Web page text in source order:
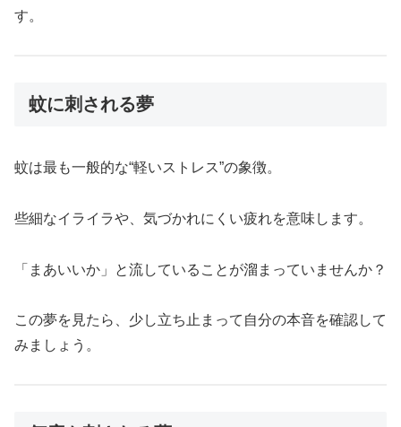
す。
蚊に刺される夢
蚊は最も一般的な“軽いストレス”の象徴。
些細なイライラや、気づかれにくい疲れを意味します。
「まあいいか」と流していることが溜まっていませんか？
この夢を見たら、少し立ち止まって自分の本音を確認して
みましょう。